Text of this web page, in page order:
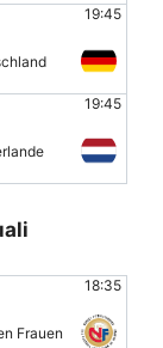
19:45
19:45
18:35
Frauen